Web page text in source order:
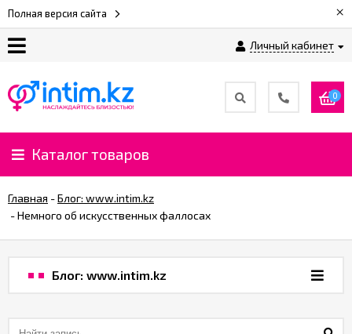
Полная версия сайта ×
Личный кабинет
нас
Доставка
и
⚡
0
Каталог товаров
Главная -Блог: www.intim.kz
-​Немного об искусственных фаллосах
Блог: www.intim.kz